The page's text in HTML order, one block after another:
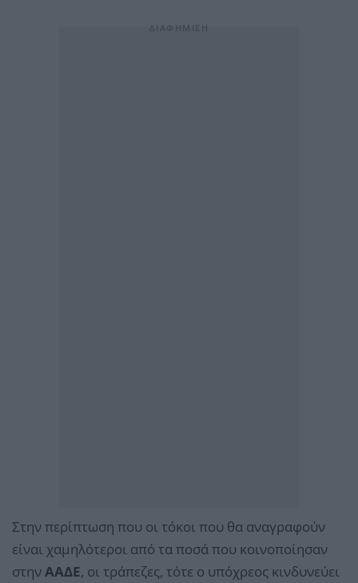
Στην περίπτωση που οι τόκοι που θα αναγραφούν
είναι χαμηλότεροι από τα ποσά που κοινοποίησαν
στηνΑΑΔΕ, οι τράπεζες, τότε ο υπόχρεος κινδυνεύει